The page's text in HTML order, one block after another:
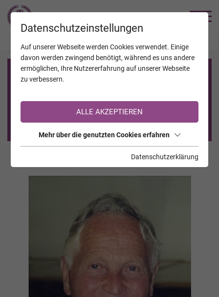
Registrierung auf TrauerHilfe.it
Sie sind noch nicht auf TrauerHilfe.it registriert?
>> zur kostenlosen Registrierung <<
Datenschutzeinstellungen
Auf unserer Webseite werden Cookies verwendet. Einige
davon werden zwingend benötigt, während es uns andere
ermöglichen, Ihre Nutzererfahrung auf unserer Webseite
zu verbessern.
ALLE AKZEPTIEREN
Mehr über die genutzten Cookies erfahren
Datenschutzerklärung
JAHRESTAGE KALENDER VERSTORBENE